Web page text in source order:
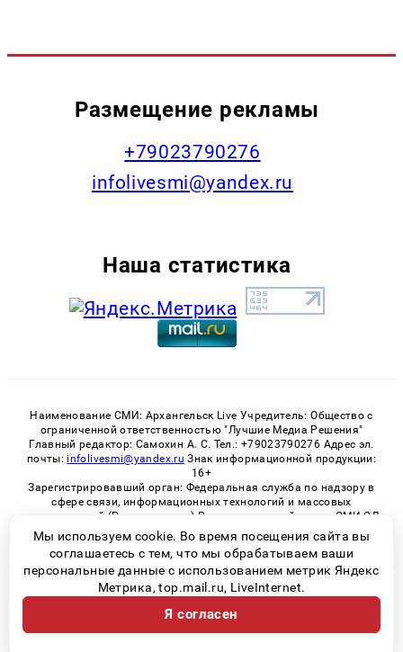
Размещение рекламы
+79023790276
infolivesmi@yandex.ru
Наша статистика
Наименование СМИ: Архангельск Live Учредитель: Общество с
ограниченной ответственностью "Лучшие Медиа Решения"
Главный редактор: Самохин А. С. Тел.: +79023790276 Адрес эл.
почты: infolivesmi@yandex.ru Знак информационной продукции:
16+
Зарегистрировавший орган: Федеральная служба по надзору в
сфере связи, информационных технологий и массовых
коммуникаций (Роскомнадзор) Регистрационный номер СМИ ЭЛ
№ ФС 77 - 82533 от 21.01.2022
© 2026 «Архангельск Live» | Все права защищены
Возрастная категория сайта 16+
Политика конфиденциальности
Мы используем cookie. Во время посещения сайта вы
соглашаетесь с тем, что мы обрабатываем ваши
персональные данные с использованием метрик Яндекс
Метрика, top.mail.ru, LiveInternet.
Я согласен